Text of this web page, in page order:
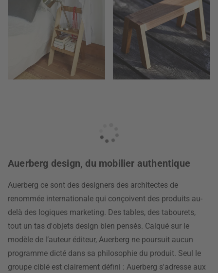
Auerberg design, du mobilier authentique
Auerberg ce sont des designers des architectes de
renommée internationale qui conçoivent des produits au-
delà des logiques marketing. Des tables, des tabourets,
tout un tas d'objets design bien pensés. Calqué sur le
modèle de l’auteur éditeur, Auerberg ne poursuit aucun
programme dicté dans sa philosophie du produit. Seul le
groupe ciblé est clairement défini : Auerberg s'adresse aux